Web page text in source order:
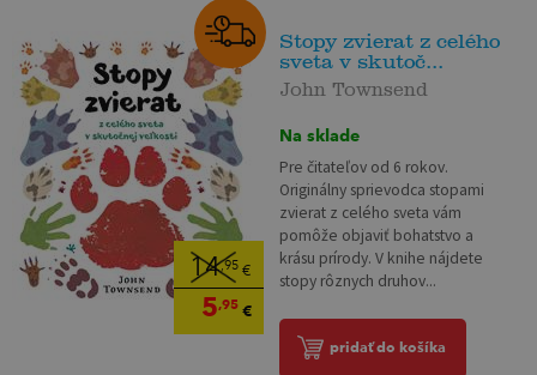
14,95€
5,95€
Stopy zvierat z celého
sveta v skutoč...
John Townsend
Na sklade
Pre čitateľov od 6 rokov.
Originálny sprievodca stopami
zvierat z celého sveta vám
pomôže objaviť bohatstvo a
krásu prírody. V knihe nájdete
stopy rôznych druhov...
pridať do košíka